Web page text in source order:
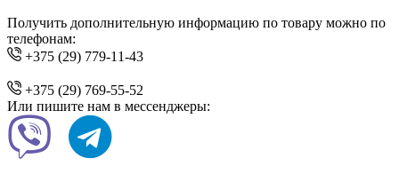
Получить дополнительную информацию по товару можно по
телефонам:
+375 (29) 779-11-43
+375 (29) 769-55-52
Или пишите нам в мессенджеры: